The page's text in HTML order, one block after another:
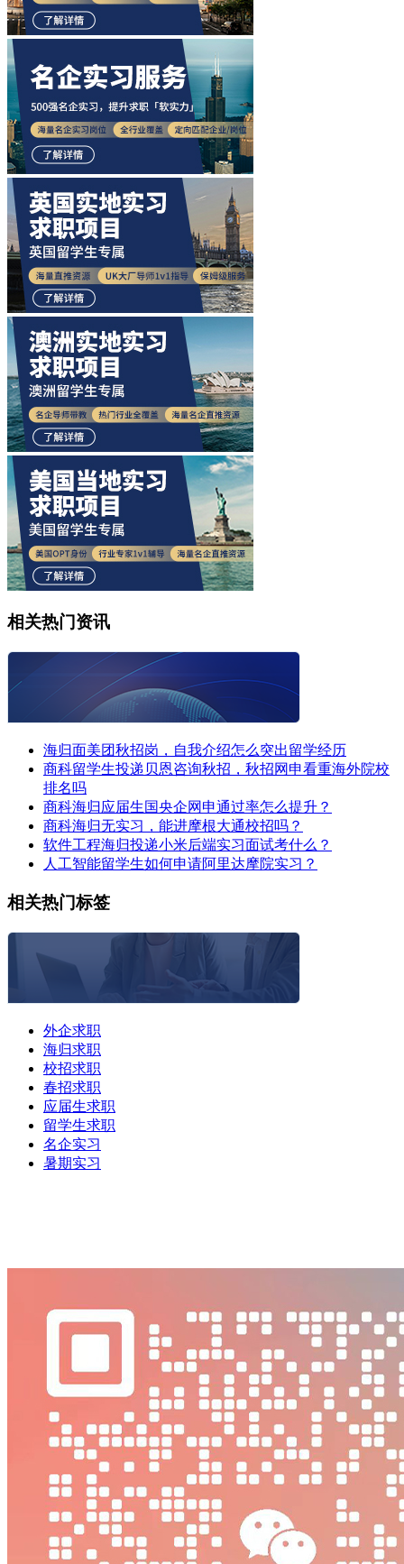
相关热门资讯
海归面美团秋招岗，自我介绍怎么突出留学经历
商科留学生投递贝恩咨询秋招，秋招网申看重海外院校
排名吗
商科海归应届生国央企网申通过率怎么提升？
商科海归无实习，能进摩根大通校招吗？
软件工程海归投递小米后端实习面试考什么？
人工智能留学生如何申请阿里达摩院实习？
相关热门标签
外企求职
海归求职
校招求职
春招求职
应届生求职
留学生求职
名企实习
暑期实习